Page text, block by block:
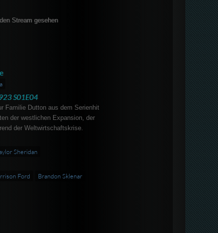
Stream gesehen
S01E04
Familie Dutton aus dem Serienhit
der westlichen Expansion, der
der Weltwirtschaftskrise.
Sheridan
Ford Brandon Sklenar